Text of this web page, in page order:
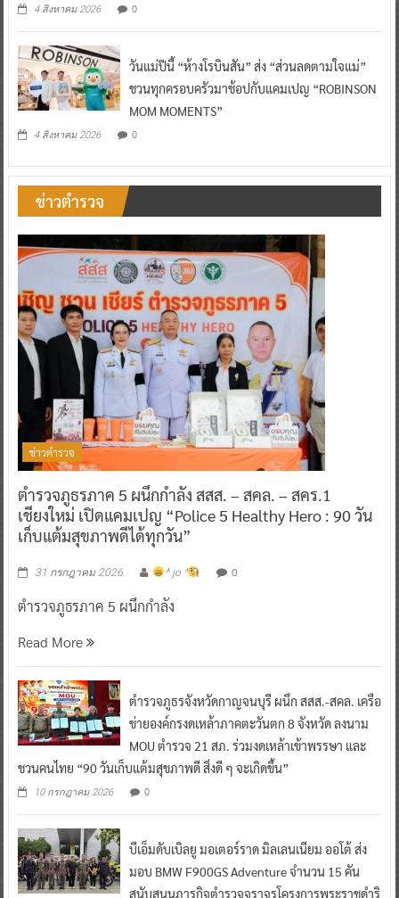
4 สิงหาคม 2026 0
วันแม่ปีนี้ “ห้างโรบินสัน” ส่ง “ส่วนลดตามใจแม่”
ชวนทุกครอบครัวมาช้อปกับแคมเปญ “ROBINSON
MOM MOMENTS”
4 สิงหาคม 2026 0
ข่าวตำรวจ
ข่าวตำรวจ
ตำรวจภูธรภาค 5 ผนึกกำลัง สสส. – สคล. – สคร.1
เชียงใหม่ เปิดแคมเปญ “Police 5 Healthy Hero : 90 วัน
เก็บแต้มสุขภาพดีได้ทุกวัน”
31 กรกฎาคม 2026 ^ jo ^ 0
ตำรวจภูธรภาค 5 ผนึกกำลัง
Read More
ตำรวจภูธรจังหวัดกาญจนบุรี ผนึก สสส.-สคล. เครือ
ข่ายองค์กรงดเหล้าภาคตะวันตก 8 จังหวัด ลงนาม
MOU ตำรวจ 21 สภ. ร่วมงดเหล้าเข้าพรรษา และ
ชวนคนไทย “90 วันเก็บแต้มสุขภาพดี สิ่งดี ๆ จะเกิดขึ้น”
10 กรกฎาคม 2026 0
บีเอ็มดับเบิลยู มอเตอร์ราด มิลเลนเนียม ออโต้ ส่ง
มอบ BMW F900GS Adventure จำนวน 15 คัน
สนับสนุนภารกิจตำรวจจราจรโครงการพระราชดำริ